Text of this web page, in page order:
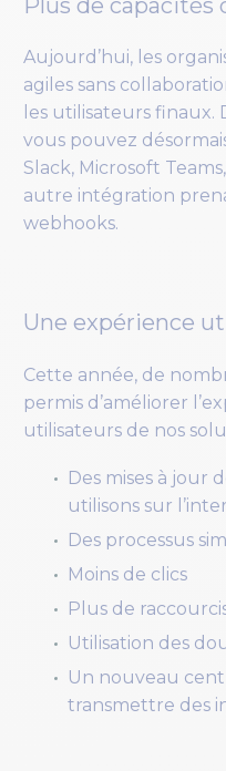
Aujourd’hui, les
agiles sans
les utilisateurs finaux.
vous pouvez
Slack, Microsoft
autre intégration
webhooks.
Une expérience
Cette année, de
permis d’améliorer
utilisateurs de nos
Des mises à jour
utilisons sur
Des processus
Moins de clics
Plus de
Utilisation des
Un nouveau
transmettre des